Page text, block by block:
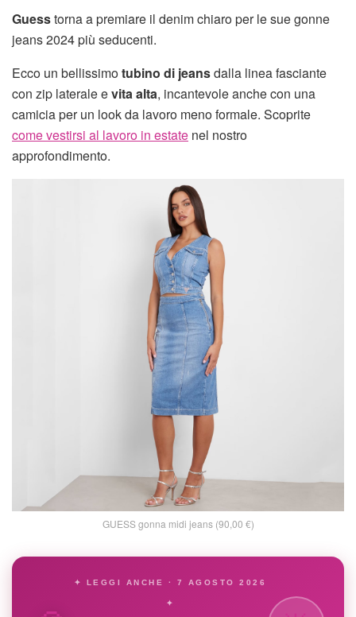
Guesstorna a premiare il denim chiaro per le sue gonne
jeans 2024 più seducenti.
Ecco un bellissimotubino di jeansdalla linea fasciante
con zip laterale evita alta, incantevole anche con una
camicia per un look da lavoro meno formale. Scoprite
come vestirsi al lavoro in estate nel nostro
approfondimento.
GUESS gonna midi jeans (90,00 €)
✦ LEGGI ANCHE · 7 AGOSTO 2026
✦